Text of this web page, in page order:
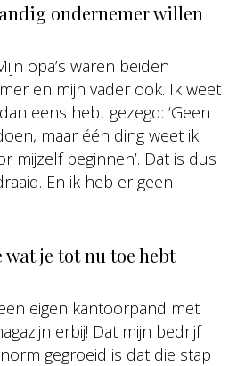
ondernemer willen
opa’s waren beiden
en mijn vader ook. Ik weet
eens hebt gezegd: ‘Geen
maar één ding weet ik
mijzelf beginnen’. Dat is dus
En ik heb er geen
je tot nu toe hebt
eigen kantoorpand met
erbij! Dat mijn bedrijf
gegroeid is dat die stap